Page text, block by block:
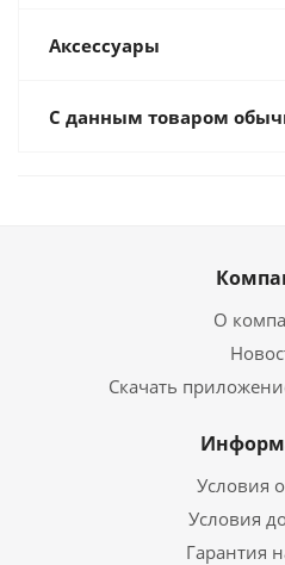
Аксессуары
С данным товаром
О
Скачать
Условия
Условия
Гарантия